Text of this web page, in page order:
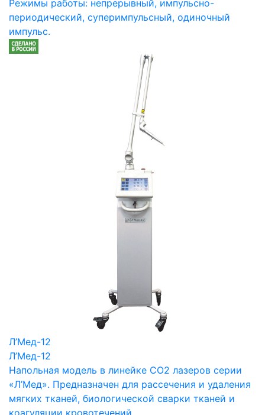
Режимы работы: непрерывный, импульсно-
периодический, суперимпульсный, одиночный
импульс.
Л’Мед-12
Л’Мед-12
Напольная модель в линейке СО2 лазеров серии
«Л’Мед». Предназначен для рассечения и удаления
мягких тканей, биологической сварки тканей и
коагуляции кровотечений.